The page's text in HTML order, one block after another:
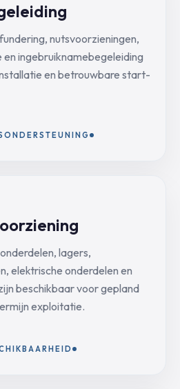
nutsvoorzieningen,
ingebruiknamebegeleiding
en betrouwbare start-
lagers,
elektrische onderdelen en
beschikbaar voor gepland
exploitatie.